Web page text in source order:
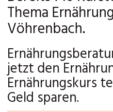
Thema
Vöhrenbach.
jetzt den
Ernährungskurs
Geld sparen.